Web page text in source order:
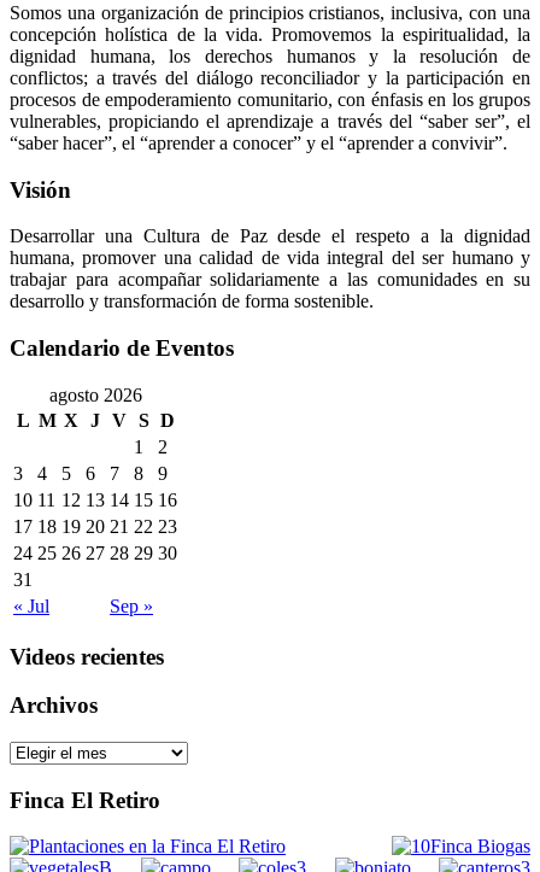
Somos una organización de principios cristianos, inclusiva, con una
concepción holística de la vida. Promovemos la espiritualidad, la
dignidad humana, los derechos humanos y la resolución de
conflictos; a través del diálogo reconciliador y la participación en
procesos de empoderamiento comunitario, con énfasis en los grupos
vulnerables, propiciando el aprendizaje a través del “saber ser”, el
“saber hacer”, el “aprender a conocer” y el “aprender a convivir”.
Visión
Desarrollar una Cultura de Paz desde el respeto a la dignidad
humana, promover una calidad de vida integral del ser humano y
trabajar para acompañar solidariamente a las comunidades en su
desarrollo y transformación de forma sostenible.
Calendario de Eventos
agosto 2026
L M X J V S D
1
2
3
4 5 6 7 8
9
10 11 12 13 14 15 16
17 18 19 20 21 22 23
24 25 26 27 28 29 30
31
« Jul
Sep »
Videos recientes
Archivos
Archivos
Finca El Retiro